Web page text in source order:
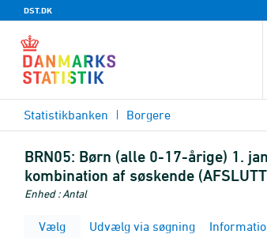
DST.DK
Statistikbanken Borgere
BRN05: Børn (alle 0-17-årige) 1.
kombination af søskende
Enhed : Antal
Vælg Udvælg via søgning